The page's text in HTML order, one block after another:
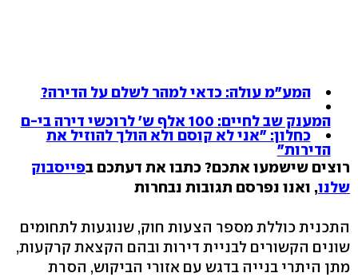
המע"מ עולה: כדאי למהר לשלם על הדירה?
המענק שב לחיים: 100 אלף ש' לרוכשי דירה בי-ם
כחלון: "אני לא קוסם ולא הולך להוזיל את
הדירות"
רוצים שישמעו אתכם? כתבו את דעתכם בפייסבוק
שלנו, ואנו נפרסם תגובות נבחרות
התכנית כוללת מספר הצעות חוק, שנוגעות לתחומים
שונים הקשורים לבניית דירות ובהם הקצאת קרקעות,
מתן היתרי בנייה בדגש עם אזורי הביקוש, הסרת